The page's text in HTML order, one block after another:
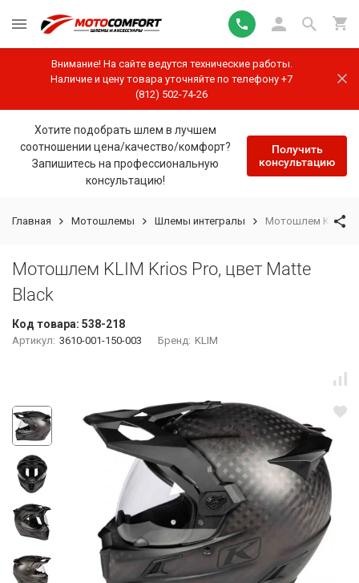
Внимание! На сайте ведутся технические работы.
Наличие и цену товара уточняйте по телефону +7
(812) 502-74-26
Хотите подобрать шлем в лучшем
соотношении цена/качество/комфорт?
Запишитесь на профессиональную
консультацию!
Получить
консультацию
Главная Мотошлемы Шлемы интегралы Мотошлем KLIM
Мотошлем KLIM Krios Pro, цвет Matte
Black
Код товара: 538-218
Артикул: 3610-001-150-003 Бренд: KLIM